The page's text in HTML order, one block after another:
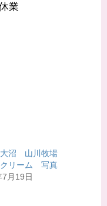
業
沼 山川牧場
クリーム 写真
7月19日